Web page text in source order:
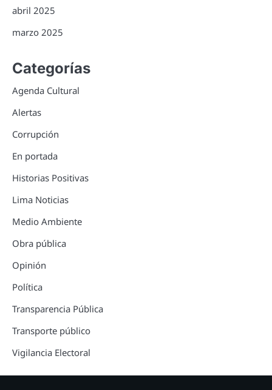
abril 2025
marzo 2025
Categorías
Agenda Cultural
Alertas
Corrupción
En portada
Historias Positivas
Lima Noticias
Medio Ambiente
Obra pública
Opinión
Política
Transparencia Pública
Transporte público
Vigilancia Electoral